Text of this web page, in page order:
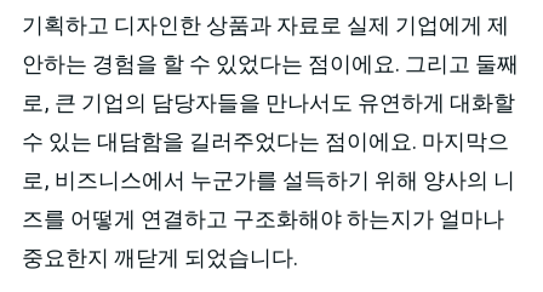
기획하고 디자인한 상품과 자료로 실제 기업에게 제
안하는 경험을 할 수 있었다는 점이에요. 그리고 둘째
로, 큰 기업의 담당자들을 만나서도 유연하게 대화할
수 있는 대담함을 길러주었다는 점이에요. 마지막으
로, 비즈니스에서 누군가를 설득하기 위해 양사의 니
즈를 어떻게 연결하고 구조화해야 하는지가 얼마나
중요한지 깨닫게 되었습니다.